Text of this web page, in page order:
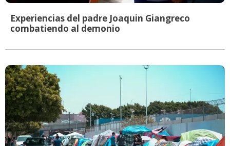
Experiencias del padre Joaquin Giangreco
combatiendo al demonio